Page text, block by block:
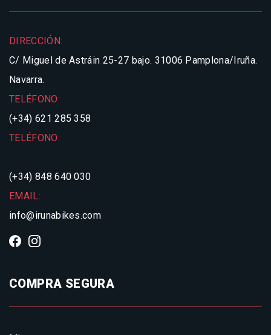
DIRECCIÓN:
C/ Miguel de Astráin 25-27 bajo. 31006 Pamplona/Iruña.
Navarra.
TELÉFONO:
(+34) 621 285 358
TELÉFONO:
(+34) 848 640 030
EMAIL:
info@irunabikes.com
COMPRA SEGURA